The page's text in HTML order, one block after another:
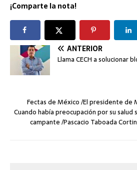
¡Comparte la nota!
ANTERIOR
Llama CECH a solucionar
Fectas de México /El presidente de
Cuando había preocupación por su salud
campante /Pascacio Taboada